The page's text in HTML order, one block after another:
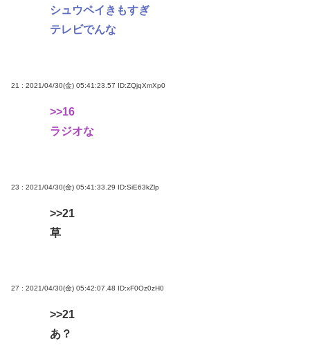
シュウペイきもすぎ
テレビでんな
21 : 2021/04/30(金) 05:41:23.57 ID:ZQjqXmXp0
>>16
ラジオな
23 : 2021/04/30(金) 05:41:33.29 ID:SiE63kZlp
>>21
草
27 : 2021/04/30(金) 05:42:07.48 ID:xF0Oz0zH0
>>21
あ？